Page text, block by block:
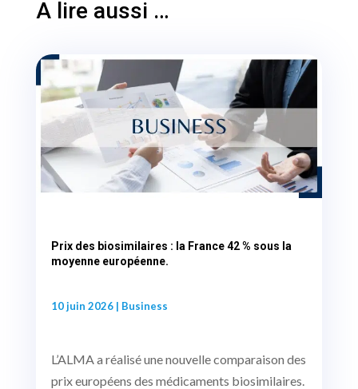
A lire aussi …
Prix des biosimilaires : la France 42 % sous la
moyenne européenne.
10 juin 2026| Business
L’ALMA a réalisé une nouvelle comparaison des
prix européens des médicaments biosimilaires.